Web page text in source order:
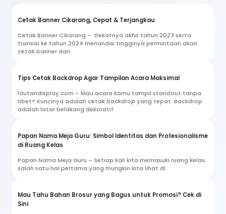
Cetak Banner Cikarang, Cepat & Terjangkau
Cetak Banner Cikarang – Dekatnya akhir tahun 2023 serta
transisi ke tahun 2024 menandai tingginya permintaan akan
cetak banner dan
Tips Cetak Backdrop Agar Tampilan Acara Maksimal
lautandisplay.com – Mau acara kamu tampil standout tanpa
ribet? Kuncinya adalah cetak backdrop yang tepat. Backdrop
adalah latar belakang dekoratif
Papan Nama Meja Guru: Simbol Identitas dan Profesionalisme
di Ruang Kelas
Papan Nama Meja Guru – Setiap kali kita memasuki ruang kelas,
salah satu hal pertama yang mungkin kita lihat di
Mau Tahu Bahan Brosur yang Bagus untuk Promosi? Cek di
Sini